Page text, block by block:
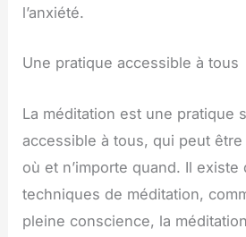
l’anxiété.
Une pratique accessible à tous
La méditation est une pratique
accessible à tous, qui peut être
où et n’importe quand. Il
techniques de méditation,
pleine conscience, la